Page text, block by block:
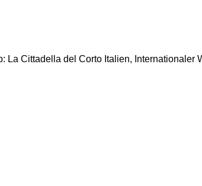
Cittadella del Corto Italien, Internationaler